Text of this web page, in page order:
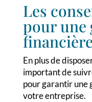
Les
pour une
En plus de
important de
pour garantir une
votre entreprise.